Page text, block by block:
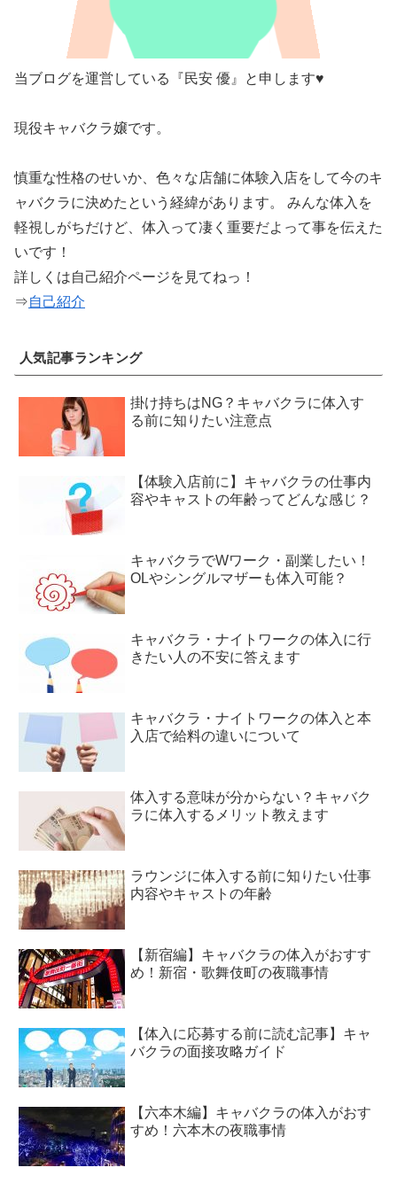
当ブログを運営している『民安 優』と申します♥
現役キャバクラ嬢です。
慎重な性格のせいか、色々な店舗に体験入店をして今のキ
ャバクラに決めたという経緯があります。 みんな体入を
軽視しがちだけど、体入って凄く重要だよって事を伝えた
いです！
詳しくは自己紹介ページを見てねっ！
⇒自己紹介
人気記事ランキング
掛け持ちはNG？キャバクラに体入す
る前に知りたい注意点
【体験入店前に】キャバクラの仕事内
容やキャストの年齢ってどんな感じ？
キャバクラでWワーク・副業したい！
OLやシングルマザーも体入可能？
キャバクラ・ナイトワークの体入に行
きたい人の不安に答えます
キャバクラ・ナイトワークの体入と本
入店で給料の違いについて
体入する意味が分からない？キャバク
ラに体入するメリット教えます
ラウンジに体入する前に知りたい仕事
内容やキャストの年齢
【新宿編】キャバクラの体入がおすす
め！新宿・歌舞伎町の夜職事情
【体入に応募する前に読む記事】キャ
バクラの面接攻略ガイド
【六本木編】キャバクラの体入がおす
すめ！六本木の夜職事情